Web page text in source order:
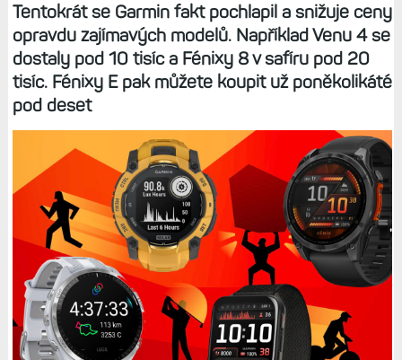
Tentokrát se Garmin fakt pochlapil a snižuje ceny
opravdu zajímavých modelů. Například Venu 4 se
dostaly pod 10 tisíc a Fénixy 8 v safíru pod 20
tisíc. Fénixy E pak můžete koupit už poněkolikáté
pod deset